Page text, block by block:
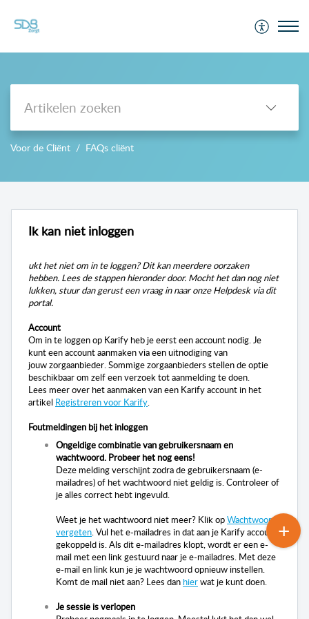
Voor de Cliënt FAQs cliënt
Ik kan niet inloggen
ukt het niet om in te loggen? Dit kan meerdere oorzaken
hebben. Lees de stappen hieronder door. Mocht het dan nog niet
lukken, stuur dan gerust een vraag in naar onze Helpdesk via dit
portal.
Account
Om in te loggen op Karify heb je eerst een account nodig. Je
kunt een account aanmaken via een uitnodiging van
jouwzorgaanbieder. Sommigezorgaanbieders stellen de optie
beschikbaar om zelf een verzoek tot aanmelding te doen.
Lees meer over het aanmaken van een Karify account in het
artikel Registreren voor Karify.
Foutmeldingen bij het inloggen
Ongeldige combinatie van gebruikersnaam en
wachtwoord. Probeer het nog eens!
Deze melding verschijnt zodra de gebruikersnaam (e-
mailadres) of het wachtwoord niet geldig is. Controleer of
je alles correct hebt ingevuld.
Weet je het wachtwoord niet meer? Klik opWachtwoord
vergeten. Vul het e-mailadres in dat aan je Karify account
gekoppeld is. Als dit e-mailadres klopt, wordt er een e-
mail met een link gestuurd naar je e-mailadres. Met deze
e-mail en link kun je je wachtwoord opnieuw instellen.
Komt de mail niet aan? Lees dan hierwat je kunt doen.
Je sessie is verlopen